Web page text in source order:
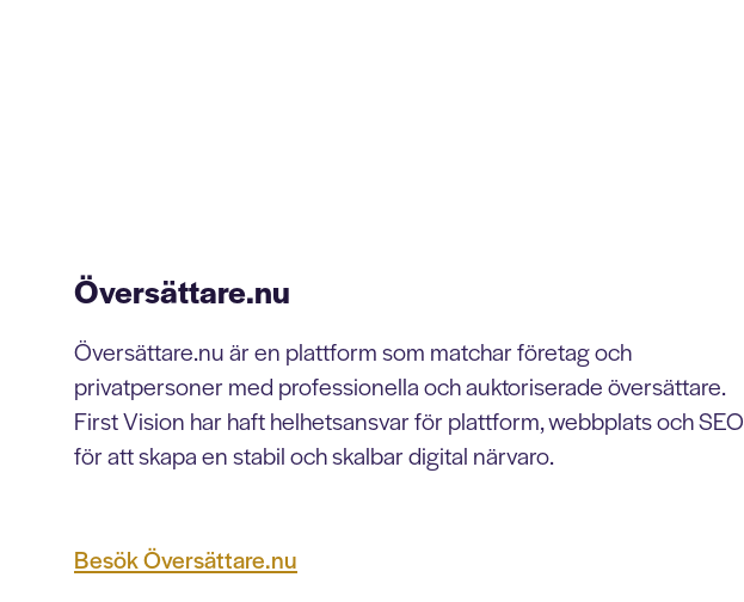
Översättare.nu
Översättare.nu är en plattform som matchar företag och
privatpersoner med professionella och auktoriserade översättare.
First Vision har haft helhetsansvar för plattform, webbplats och SEO
för att skapa en stabil och skalbar digital närvaro.
Besök Översättare.nu